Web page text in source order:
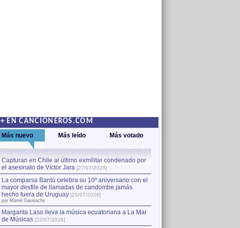
EN CANCIONEROS.COM
Más nuevo Más leído Más votado
Capturan en Chile al último exmilitar condenado por
el asesinato de Víctor Jara [27/07/2026]
La comparsa Bantú celebra su 10º aniversario con el
mayor desfile de llamadas de candombe jamás
hecho fuera de Uruguay [25/07/2026]
por Manel Gausachs
Margarita Laso lleva la música ecuatoriana a La Mar
de Músicas [22/07/2026]